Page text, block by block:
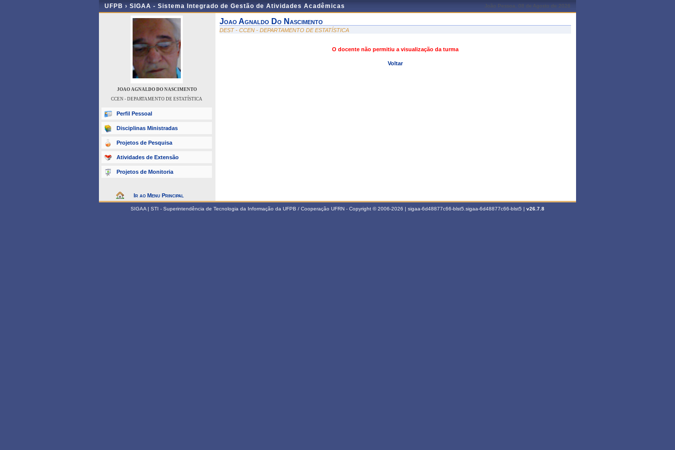
UFPB › SIGAA - Sistema Integrado de Gestão de Atividades Acadêmicas João Pessoa, 08 de Agosto de 2026
JOAO AGNALDO DO NASCIMENTO
CCEN - DEPARTAMENTO DE ESTATÍSTICA
Perfil Pessoal
Disciplinas Ministradas
Projetos de Pesquisa
Atividades de Extensão
Projetos de Monitoria
Ir ao Menu Principal
Joao Agnaldo Do Nascimento
DEST - CCEN - DEPARTAMENTO DE ESTATÍSTICA
O docente não permitiu a visualização da turma
Voltar
SIGAA | STI - Superintendência de Tecnologia da Informação da UFPB / Cooperação UFRN - Copyright © 2006-2026 | sigaa-6d48877c66-blst5.sigaa-6d48877c66-blst5 | v26.7.8